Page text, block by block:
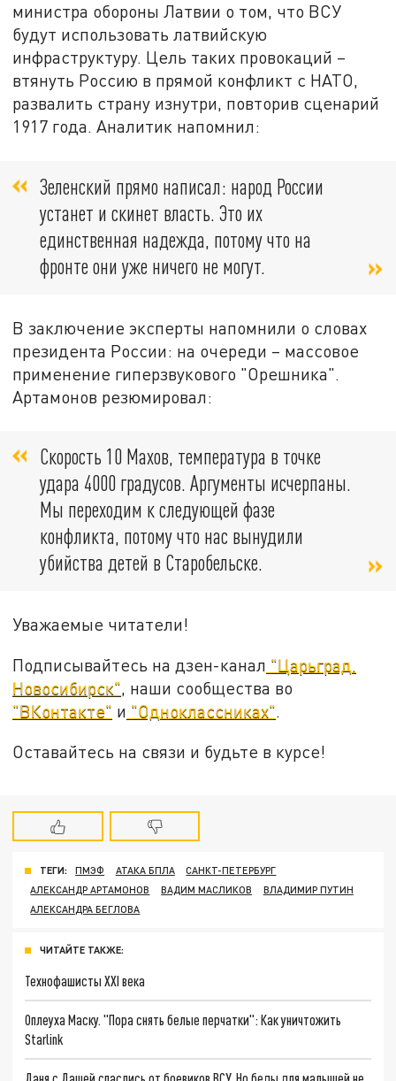
министра обороны Латвии о том, что ВСУ
будут использовать латвийскую
инфраструктуру. Цель таких провокаций –
втянуть Россию в прямой конфликт с НАТО,
развалить страну изнутри, повторив сценарий
1917 года. Аналитик напомнил:
Зеленский прямо написал: народ России
устанет и скинет власть. Это их
единственная надежда, потому что на
фронте они уже ничего не могут.
В заключение эксперты напомнили о словах
президента России: на очереди – массовое
применение гиперзвукового "Орешника".
Артамонов резюмировал:
Скорость 10 Махов, температура в точке
удара 4000 градусов. Аргументы исчерпаны.
Мы переходим к следующей фазе
конфликта, потому что нас вынудили
убийства детей в Старобельске.
Уважаемые читатели!
Подписывайтесь на дзен-канал "Царьград.
Новосибирск", наши сообщества во
"ВКонтакте" и "Одноклассниках".
Оставайтесь на связи и будьте в курсе!
ТЕГИ: ПМЭФ АТАКА БПЛА
САНКТ-ПЕТЕРБУРГ
АЛЕКСАНДР АРТАМОНОВ
ВАДИМ МАСЛИКОВ
ВЛАДИМИР ПУТИН
АЛЕКСАНДРА БЕГЛОВА
ЧИТАЙТЕ ТАКЖЕ:
Технофашисты XXI века
Оплеуха Маску. "Пора снять белые перчатки": Как уничтожить
Starlink
Даня с Дашей спаслись от боевиков ВСУ. Но беды для малышей не